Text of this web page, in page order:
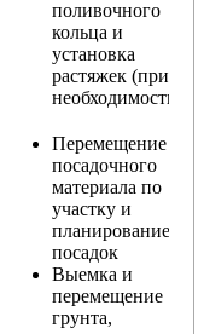
поливочного
кольца и
установка
растяжек (при
необходимости)
Перемещение
посадочного
материала по
участку и
планирование
посадок
Выемка и
перемещение
грунта,